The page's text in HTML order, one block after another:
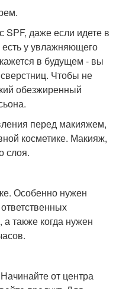
SPF, даже если идете в
у увлажняющего
в будущем - вы
Чтобы не
обезжиренный
перед макияжем,
косметике. Макияж,
слоя.
Особенно нужен
также когда нужен
от центра